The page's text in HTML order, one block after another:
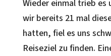
Wieder einmal trieb es
wir bereits 21 mal
hatten, fiel es uns
Reiseziel zu finden.